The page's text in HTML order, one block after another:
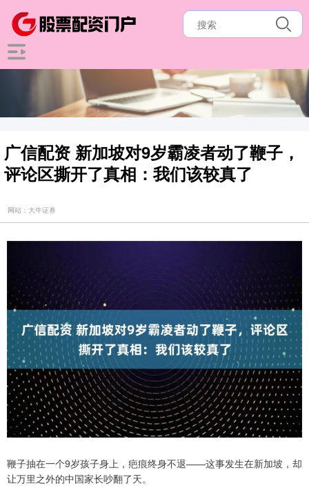
广信配资 新加坡对9岁霸凌者动了鞭子，
评论区撕开了真相：我们该较真了
网站：大牛证券
鞭子抽在一个9岁孩子身上，疤痕终身不退——这事发生在新加坡，却
让万里之外的中国家长吵翻了天。